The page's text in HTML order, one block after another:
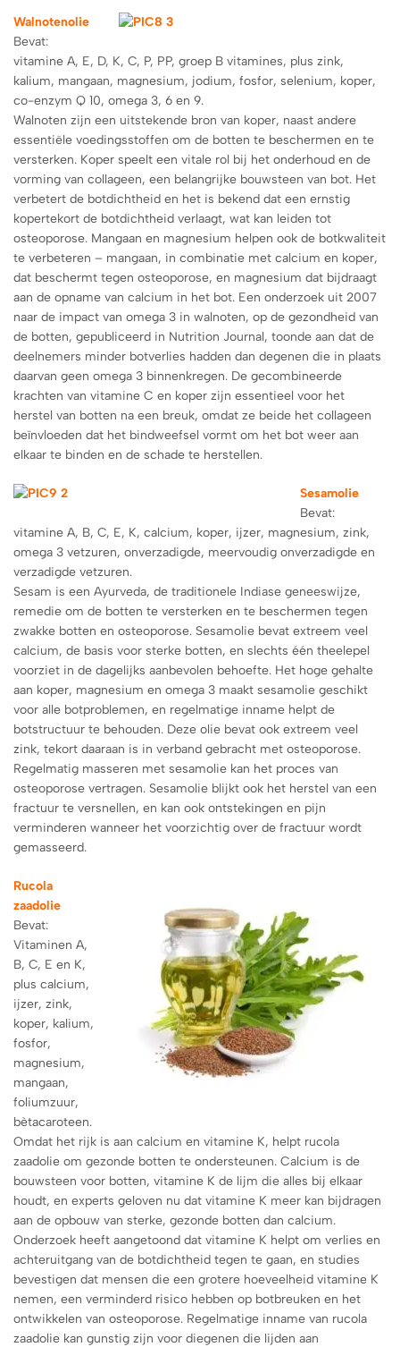
Walnotenolie
Bevat:
vitamine A, E, D, K, C, P, PP, groep B vitamines, plus zink,
kalium, mangaan, magnesium, jodium, fosfor, selenium, koper,
co-enzym Q 10, omega 3, 6 en 9.
Walnoten zijn een uitstekende bron van koper, naast andere
essentiële voedingsstoffen om de botten te beschermen en te
versterken. Koper speelt een vitale rol bij het onderhoud en de
vorming van collageen, een belangrijke bouwsteen van bot. Het
verbetert de botdichtheid en het is bekend dat een ernstig
kopertekort de botdichtheid verlaagt, wat kan leiden tot
osteoporose. Mangaan en magnesium helpen ook de botkwaliteit
te verbeteren – mangaan, in combinatie met calcium en koper,
dat beschermt tegen osteoporose, en magnesium dat bijdraagt ​​
aan de opname van calcium in het bot. Een onderzoek uit 2007
naar de impact van omega 3 in walnoten, op de gezondheid van
de botten, gepubliceerd in Nutrition Journal, toonde aan dat de
deelnemers minder botverlies hadden dan degenen die in plaats
daarvan geen omega 3 binnenkregen. De gecombineerde
krachten van vitamine C en koper zijn essentieel voor het
herstel van botten na een breuk, omdat ze beide het collageen
beïnvloeden dat het bindweefsel vormt om het bot weer aan
elkaar te binden en de schade te herstellen.
Sesamolie
Bevat:
vitamine A, B, C, E, K, calcium, koper, ijzer, magnesium, zink,
omega 3 vetzuren, onverzadigde, meervoudig onverzadigde en
verzadigde vetzuren.
Sesam is een Ayurveda, de traditionele Indiase geneeswijze,
remedie om de botten te versterken en te beschermen tegen
zwakke botten en osteoporose. Sesamolie bevat extreem veel
calcium, de basis voor sterke botten, en slechts één theelepel
voorziet in de dagelijks aanbevolen behoefte. Het hoge gehalte
aan koper, magnesium en omega 3 maakt sesamolie geschikt
voor alle botproblemen, en regelmatige inname helpt de
botstructuur te behouden. Deze olie bevat ook extreem veel
zink, tekort daaraan is in verband gebracht met osteoporose.
Regelmatig masseren met sesamolie kan het proces van
osteoporose vertragen. Sesamolie blijkt ook het herstel van een
fractuur te versnellen, en kan ook ontstekingen en pijn
verminderen wanneer het voorzichtig over de fractuur wordt
gemasseerd.
Rucola
zaadolie
Bevat:
Vitaminen A,
B, C, E en K,
plus calcium,
ijzer, zink,
koper, kalium,
fosfor,
magnesium,
mangaan,
foliumzuur,
bètacaroteen.
Omdat het rijk is aan calcium en vitamine K, helpt rucola
zaadolie om gezonde botten te ondersteunen. Calcium is de
bouwsteen voor botten, vitamine K de lijm die alles bij elkaar
houdt, en experts geloven nu dat vitamine K meer kan bijdragen
aan de opbouw van sterke, gezonde botten dan calcium.
Onderzoek heeft aangetoond dat vitamine K helpt om verlies en
achteruitgang van de botdichtheid tegen te gaan, en studies
bevestigen dat mensen die een grotere hoeveelheid vitamine K
nemen, een verminderd risico hebben op botbreuken en het
ontwikkelen van osteoporose. Regelmatige inname van rucola
zaadolie kan gunstig zijn voor diegenen die lijden aan